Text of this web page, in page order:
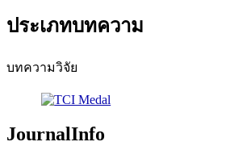
ประเภทบทความ
บทความวิจัย
JournalInfo